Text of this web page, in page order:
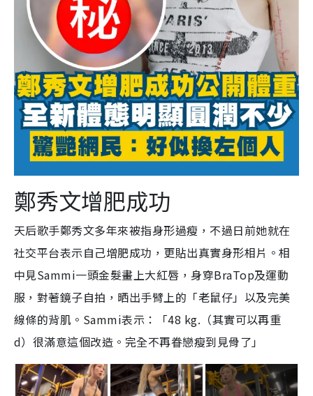
鄭秀文增肥成功
天后歌手鄭秀文多年來被指身形過瘦，不過日前她就在
社交平台表示自己增肥成功，更貼出真實身形相片。相
中見Sammi一頭金髮畫上大紅唇，身穿BraTop及運動
服，對著鏡子自拍，晒出手臂上的「老鼠仔」以及完美
線條的背肌。Sammi表示：「48 kg.（其實可以再重
d）很滿意這個改造。完全不再眷戀瘦到見骨了」